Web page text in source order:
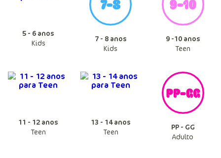
5 - 6 anos
Kids
7 - 8 anos
Kids
9 -10 anos
Teen
11 - 12 anos
Teen
13 - 14 anos
Teen
PP - GG
Adulto